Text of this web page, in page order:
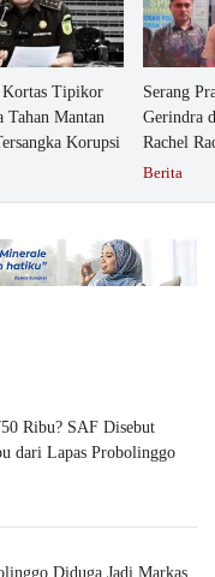
Tipikor
Tahan Mantan
Korupsi
Serang
Gerindra
Rachel
Berita
Ribu? SAF Disebut
dari Lapas Probolinggo
Diduga Jadi Markas